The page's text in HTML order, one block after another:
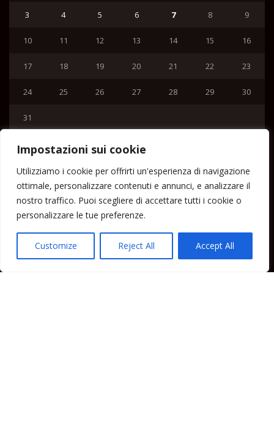
Impostazioni sui cookie
Utilizziamo i cookie per offrirti un'esperienza di navigazione
ottimale, personalizzare contenuti e annunci, e analizzare il
nostro traffico. Puoi scegliere di accettare tutti i cookie o
personalizzare le tue preferenze.
Customize Reject All Accept All
3 4 5 6 7 8 9
10 11 12 13 14 15 16
17 18 19 20 21 22 23
24 25 26 27 28 29 30
31
Home
Lipari News
Cronaca Lipari
Politica Lipari
Cultura Lipari